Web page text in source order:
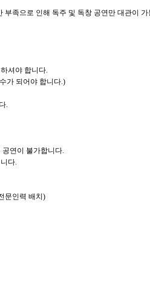
부족으로 인해 독주 및 독창 공연만 대관이
셔야 합니다.
가 되어야 합니다.)
.
공연이 불가합니다.
다.
문인력 배치 )